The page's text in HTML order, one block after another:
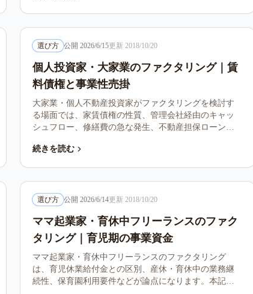
選び方 公開2026/6/15更新2018/10/20
個人投資家・大家業のファクタリング｜賃
料債権と事業性売掛
大家業・個人不動産投資家がファクタリングを検討す
る場面では、家賃債権の性質、管理会社経由のキャッ
シュフロー、修繕費の急な発生、不動産担保ローンと
判断軸を整理します。
続きを読む
選び方 公開2026/6/14更新2018/10/20
ママ起業家・育休中フリーランスのファク
タリング｜育児期の事業資金
ママ起業家・育休中フリーランスのファクタリング
は、育児休業給付金との区別、産休・育休中の業務継
続性、保育園利用要件などが論点になります。本記事